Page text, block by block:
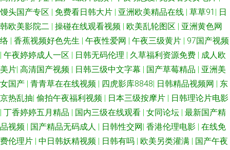
馒头国产专区 | 免费看日韩大片 | 亚洲欧美精品在线 | 草草91 | 日
韩欧美影院二 | 操碰在线观看视频 | 欧美乱轮图区 | 亚洲黄色网
络 | 香蕉视频好色先生 | 午夜性爱网 | 午夜三级黄片 | 97国产视频
| 午夜婷婷成人一区 | 日韩无码伦理 | 久草福利资源免费 | 成人欧
美片| 高清国产视频 | 日韩三级中文字幕 | 国产草莓精品 | 亚洲美
女国产 | 青青草在在线视频 | 四虎影库8848| 日韩精品视频网 | 东
京热乱抽| 偷拍午夜福利视频 | 日本三级按摩片 | 日韩理论片电影
| 丁香婷婷五月精品 | 国内三级在线观看 | 女同论坛 | 最新国产精
品视频 | 国产精品无码成人 | 日韩性交网| 香港伦理电影 | 在线免
费伦理片 | 中日韩妖精视频 | 日韩有吗 | 欧美另类灌满 | 国产午夜